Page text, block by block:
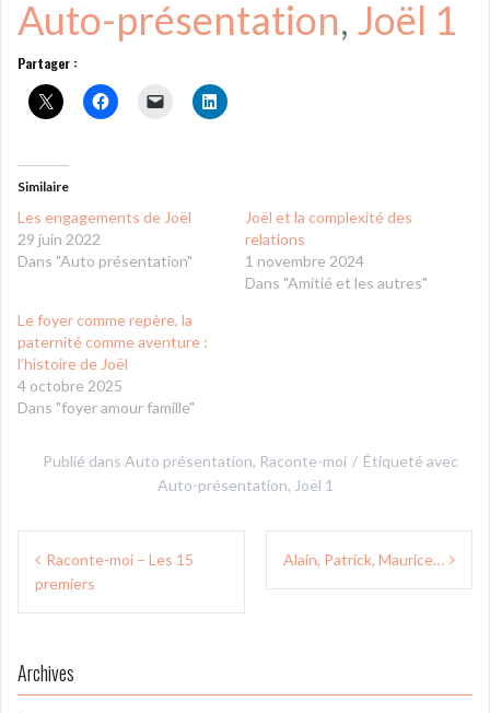
Auto-présentation, Joël 1
Partager :
Similaire
Les engagements de Joël
29 juin 2022
Dans "Auto présentation"
Joël et la complexité des
relations
1 novembre 2024
Dans "Amitié et les autres"
Le foyer comme repère, la
paternité comme aventure :
l’histoire de Joël
4 octobre 2025
Dans "foyer amour famille"
Publié dans Auto présentation, Raconte-moi
Étiqueté avec
Auto-présentation, Joël 1
Navigation
de Raconte-moi – Les 15
premiers
Alain, Patrick, Maurice…
Archives